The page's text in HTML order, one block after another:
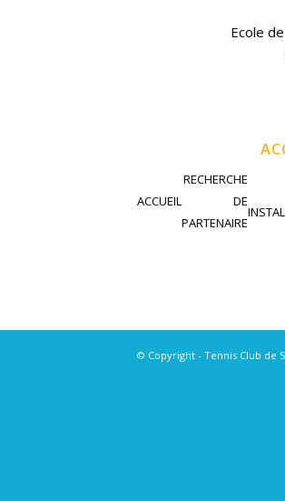
Ecole
ACCUEIL
RECHERCHE
DE
PARTENAIRE
© Copyright - Tennis Club de